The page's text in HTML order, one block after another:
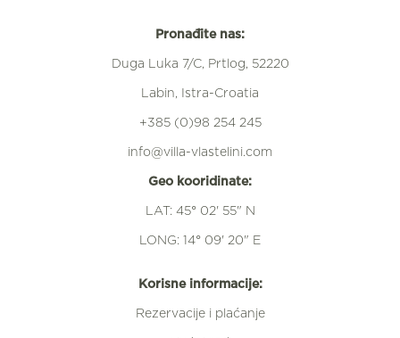
Pronađite nas:
Duga Luka 7/C, Prtlog, 52220
Labin, Istra-Croatia
+385 (0)98 254 245
info@villa-vlastelini.com
Geo kooridinate:
LAT: 45° 02' 55" N
LONG: 14° 09' 20" E
Korisne informacije:
Rezervacije i plaćanje